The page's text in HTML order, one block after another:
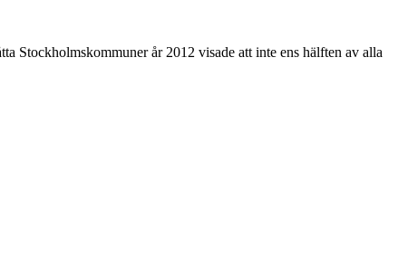
Stockholmskommuner år 2012 visade att inte ens hälften av alla